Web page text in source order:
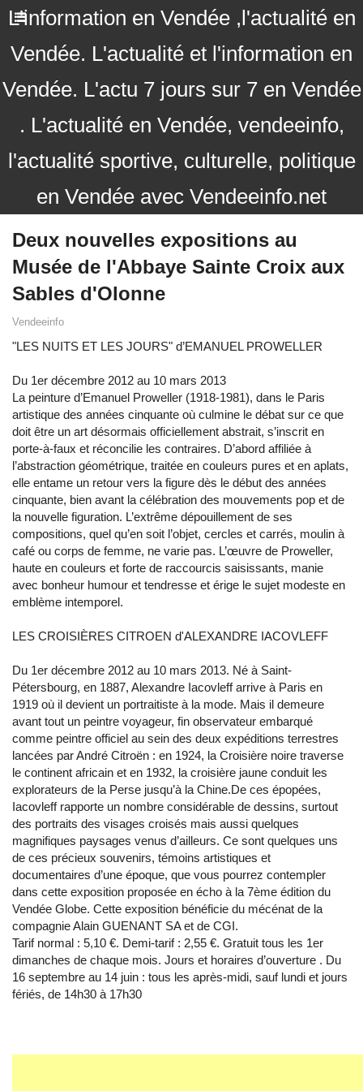
L'information en Vendée ,l'actualité en
Vendée. L'actualité et l'information en
Vendée. L'actu 7 jours sur 7 en Vendée
. L'actualité en Vendée, vendeeinfo,
l'actualité sportive, culturelle, politique
en Vendée avec Vendeeinfo.net
Deux nouvelles expositions au
Musée de l'Abbaye Sainte Croix aux
Sables d'Olonne
Vendeeinfo
"LES NUITS ET LES JOURS" d’EMANUEL PROWELLER
Du 1er décembre 2012 au 10 mars 2013
La peinture d’Emanuel Proweller (1918-1981), dans le Paris
artistique des années cinquante où culmine le débat sur ce que
doit être un art désormais officiellement abstrait, s’inscrit en
porte-à-faux et réconcilie les contraires. D’abord affiliée à
l’abstraction géométrique, traitée en couleurs pures et en aplats,
elle entame un retour vers la figure dès le début des années
cinquante, bien avant la célébration des mouvements pop et de
la nouvelle figuration. L’extrême dépouillement de ses
compositions, quel qu’en soit l’objet, cercles et carrés, moulin à
café ou corps de femme, ne varie pas. L’œuvre de Proweller,
haute en couleurs et forte de raccourcis saisissants, manie
avec bonheur humour et tendresse et érige le sujet modeste en
emblème intemporel.
LES CROISIÈRES CITROEN d'ALEXANDRE IACOVLEFF
Du 1er décembre 2012 au 10 mars 2013. Né à Saint-
Pétersbourg, en 1887, Alexandre Iacovleff arrive à Paris en
1919 où il devient un portraitiste à la mode. Mais il demeure
avant tout un peintre voyageur, fin observateur embarqué
comme peintre officiel au sein des deux expéditions terrestres
lancées par André Citroën : en 1924, la Croisière noire traverse
le continent africain et en 1932, la croisière jaune conduit les
explorateurs de la Perse jusqu’à la Chine.De ces épopées,
Iacovleff rapporte un nombre considérable de dessins, surtout
des portraits des visages croisés mais aussi quelques
magnifiques paysages venus d’ailleurs. Ce sont quelques uns
de ces précieux souvenirs, témoins artistiques et
documentaires d’une époque, que vous pourrez contempler
dans cette exposition proposée en écho à la 7ème édition du
Vendée Globe. Cette exposition bénéficie du mécénat de la
compagnie Alain GUENANT SA et de CGI.
Tarif normal : 5,10 €. Demi-tarif : 2,55 €. Gratuit tous les 1er
dimanches de chaque mois. Jours et horaires d’ouverture . Du
16 septembre au 14 juin : tous les après-midi, sauf lundi et jours
fériés, de 14h30 à 17h30